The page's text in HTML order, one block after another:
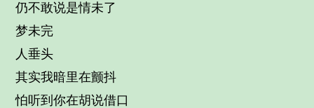
仍不敢说是情未了
梦未完
人垂头
其实我暗里在颤抖
怕听到你在胡说借口